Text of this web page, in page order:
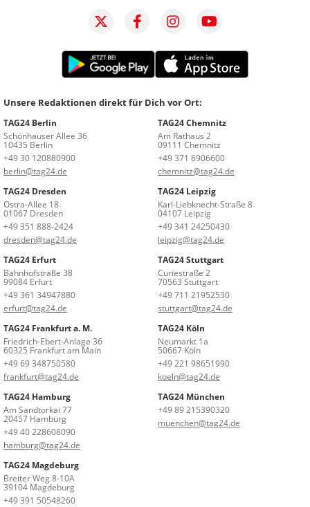
Unsere Redaktionen direkt für Dich vor Ort:
TAG24 Berlin
Schönhauser Allee 36
10435 Berlin
+49 30 120880900
berlin@tag24.de
TAG24 Chemnitz
Am Rathaus 2
09111 Chemnitz
+49 371 6906600
chemnitz@tag24.de
TAG24 Dresden
Ostra-Allee 18
01067 Dresden
+49 351 888-2424
dresden@tag24.de
TAG24 Leipzig
Karl-Liebknecht-Straße 8
04107 Leipzig
+49 341 24250430
leipzig@tag24.de
TAG24 Erfurt
Bahnhofstraße 38
99084 Erfurt
+49 361 34947880
erfurt@tag24.de
TAG24 Stuttgart
Curiestraße 2
70563 Stuttgart
+49 711 21952530
stuttgart@tag24.de
TAG24 Frankfurt a. M.
Friedrich-Ebert-Anlage 36
60325 Frankfurt am Main
+49 69 348750580
frankfurt@tag24.de
TAG24 Köln
Neumarkt 1a
50667 Köln
+49 221 98651990
koeln@tag24.de
TAG24 Hamburg
Am Sandtorkai 77
20457 Hamburg
+49 40 228608090
hamburg@tag24.de
TAG24 München
+49 89 215390320
muenchen@tag24.de
TAG24 Magdeburg
Breiter Weg 8-10A
39104 Magdeburg
+49 391 50548260